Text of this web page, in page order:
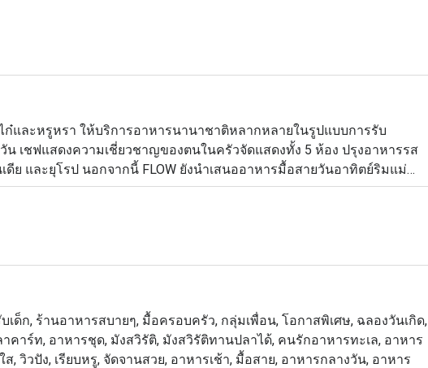
ไก๋และหรูหรา ให้บริการอาหารนานาชาติหลากหลายในรูปแบบการรับ
เชฟแสดงความเชี่ยวชาญของตนในครัวจัดแสดงทั้ง 5 ห้อง ปรุงอาหารรส
ดีย และยุโรป นอกจากนี้ FLOW ยังนำเสนออาหารมื้อสายวันอาทิตย์ริมแม่น้ำ
นตรีสด สเตชั่นเนื้อวากิวที่ปรุงแบบสโลว์คุก และโรงละครของหวานขึ้นชื่อ
งคุณประทับใจไม่รู้ลืม FLOW ขอนำเสนอบุฟเฟ่ต์มื้อค่ำเลิศรสที่เน้นอาหาร
Bangkok คือห้องอาหารนานาชาติที่ให้บริการบุฟเฟ่ต์ โดยตั้งอยู่ชั้น 1 ของ
บาย เหมาะสำหรับครอบครัวและกลุ่มเพื่อน
ฟ่ต์คุณภาพ ทั้ง ซีฟู้ดสด, ชีสเซเล็กชันหลากชนิด, และเมนูห้ามพลาดอย่าง
เด็ก, ร้านอาหารสบายๆ, มื้อครอบครัว, กลุ่มเพื่อน, โอกาสพิเศษ, ฉลองวันเกิด,
คาร์ท, อาหารชุด, มังสวิรัติ, มังสวิรัติทานปลาได้, คนรักอาหารทะเล, อาหาร
, วิวปัง, เรียบหรู, จัดจานสวย, อาหารเช้า, มื้อสาย, อาหารกลางวัน, อาหาร